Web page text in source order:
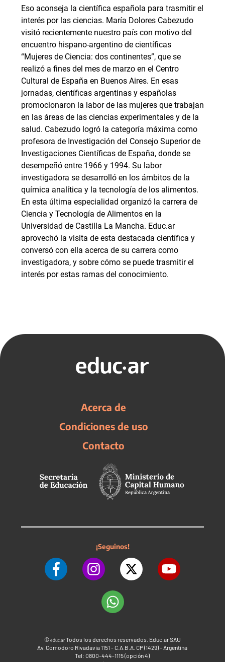
Eso aconseja la científica española para trasmitir el
interés por las ciencias. María Dolores Cabezudo
visitó recientemente nuestro país con motivo del
encuentro hispano-argentino de científicas
“Mujeres de Ciencia: dos continentes”, que se
realizó a fines del mes de marzo en el Centro
Cultural de España en Buenos Aires. En esas
jornadas, científicas argentinas y españolas
promocionaron la labor de las mujeres que trabajan
en las áreas de las ciencias experimentales y de la
salud. Cabezudo logró la categoría máxima como
profesora de Investigación del Consejo Superior de
Investigaciones Científicas de España, donde se
desempeñó entre 1966 y 1994. Su labor
investigadora se desarrolló en los ámbitos de la
química analítica y la tecnología de los alimentos.
En esta última especialidad organizó la carrera de
Ciencia y Tecnología de Alimentos en la
Universidad de Castilla La Mancha. Educ.ar
aprovechó la visita de esta destacada científica y
conversó con ella acerca de su carrera como
investigadora, y sobre cómo se puede trasmitir el
interés por estas ramas del conocimiento.
Acerca de
Condiciones de uso
Contacto
¡Seguinos!
©educ.arTodos los derechos reservados. Educ.ar SAU
Av. Comodoro Rivadavia 1151 - C.A.B.A. CP (1429) - Argentina
Tel: 0800-444-1115 (opción 4)